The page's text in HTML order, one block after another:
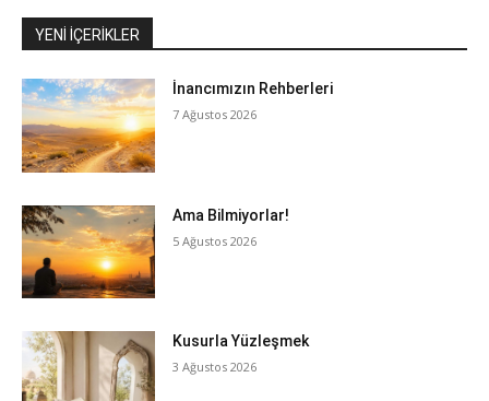
YENI İÇERIKLER
İnancımızın Rehberleri
7 Ağustos 2026
Ama Bilmiyorlar!
5 Ağustos 2026
Kusurla Yüzleşmek
3 Ağustos 2026